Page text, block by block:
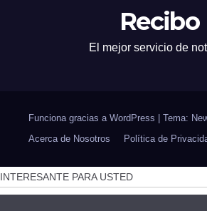
Recibo
El mejor servicio de
Funciona gracias a WordPress | Tema:
Acerca de Nosotros
Política de